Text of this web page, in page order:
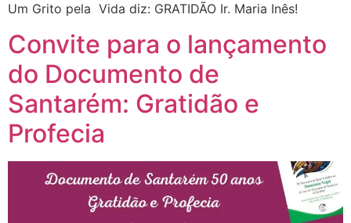
Um Grito pela Vida diz: GRATIDÃO Ir. Maria Inês!
Convite para o lançamento
do Documento de
Santarém: Gratidão e
Profecia